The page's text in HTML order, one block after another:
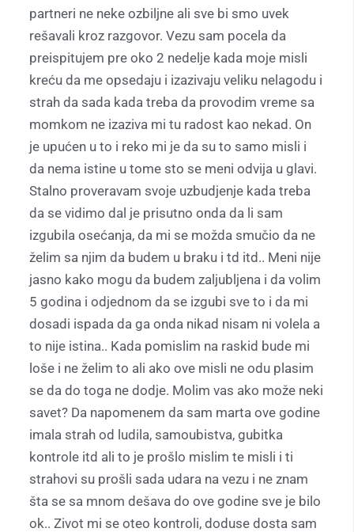
partneri ne neke ozbiljne ali sve bi smo uvek
rešavali kroz razgovor. Vezu sam pocela da
preispitujem pre oko 2 nedelje kada moje misli
kreću da me opsedaju i izazivaju veliku nelagodu i
strah da sada kada treba da provodim vreme sa
momkom ne izaziva mi tu radost kao nekad. On
je upućen u to i reko mi je da su to samo misli i
da nema istine u tome sto se meni odvija u glavi.
Stalno proveravam svoje uzbudjenje kada treba
da se vidimo dal je prisutno onda da li sam
izgubila osećanja, da mi se možda smučio da ne
želim sa njim da budem u braku i td itd.. Meni nije
jasno kako mogu da budem zaljubljena i da volim
5 godina i odjednom da se izgubi sve to i da mi
dosadi ispada da ga onda nikad nisam ni volela a
to nije istina.. Kada pomislim na raskid bude mi
loše i ne želim to ali ako ove misli ne odu plasim
se da do toga ne dodje. Molim vas ako može neki
savet? Da napomenem da sam marta ove godine
imala strah od ludila, samoubistva, gubitka
kontrole itd ali to je prošlo mislim te misli i ti
strahovi su prošli sada udara na vezu i ne znam
šta se sa mnom dešava do ove godine sve je bilo
ok.. Zivot mi se oteo kontroli, doduse dosta sam